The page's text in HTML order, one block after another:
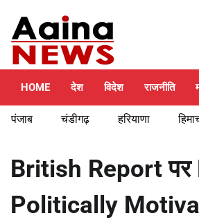
content
HOME देश विदेश राजनीति
पंजाब चंडीगढ़ हरियाणा
British Report पर
Politically